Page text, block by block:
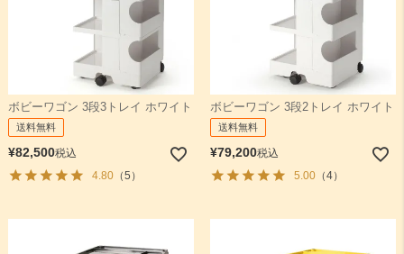
ボビーワゴン 3段3トレイ ホワイト
送料無料
¥82,500税込
4.80（5）
ボビーワゴン 3段2トレイ ホワイト
送料無料
¥79,200税込
5.00（4）